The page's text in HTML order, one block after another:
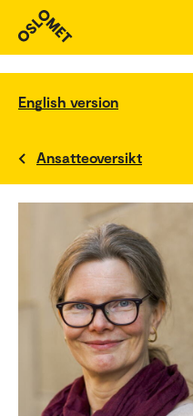
English version
Ansatteoversikt